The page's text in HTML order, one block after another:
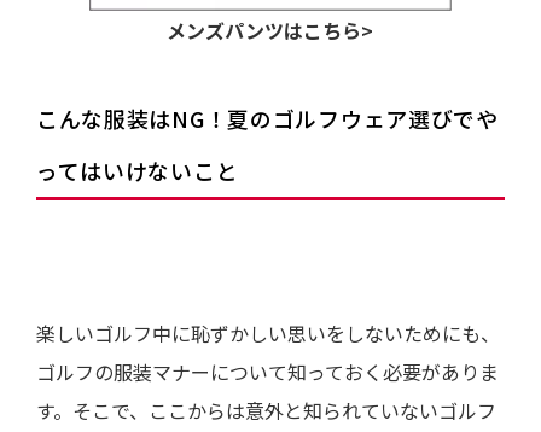
メンズパンツはこちら>
こんな服装はNG！夏のゴルフウェア選びでや
ってはいけないこと
楽しいゴルフ中に恥ずかしい思いをしないためにも、
ゴルフの服装マナーについて知っておく必要がありま
す。そこで、ここからは意外と知られていないゴルフ